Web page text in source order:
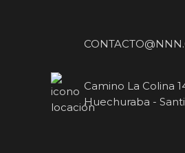
Camino La Colina
Huechuraba -